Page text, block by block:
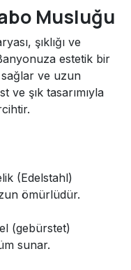
Musluğu
şıklığı ve
estetik bir
ve uzun
ve şık tasarımıyla
(Edelstahl)
ömürlüdür.
(gebürstet)
sunar.